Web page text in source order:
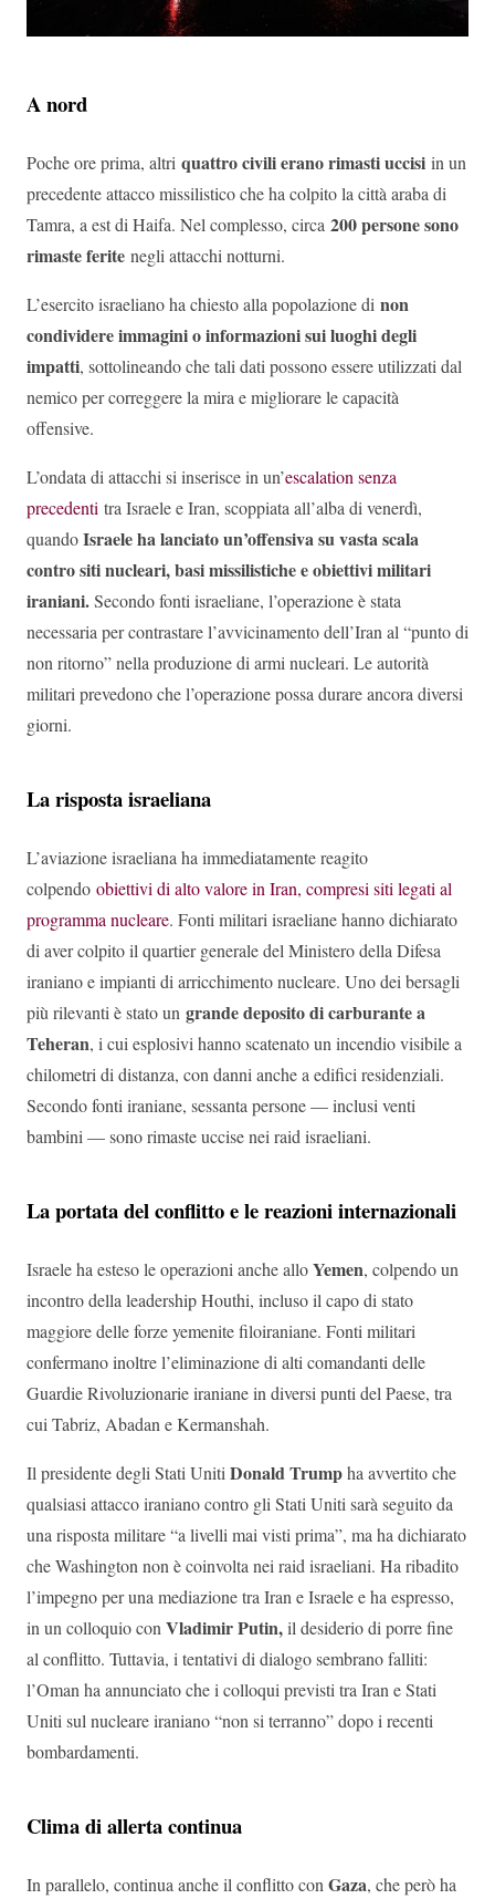
A nord
Poche ore prima, altri quattro civili erano rimasti uccisi in un
precedente attacco missilistico che ha colpito la città araba di
Tamra, a est di Haifa. Nel complesso, circa 200 persone sono
rimaste ferite negli attacchi notturni.
L’esercito israeliano ha chiesto alla popolazione di non
condividere immagini o informazioni sui luoghi degli
impatti, sottolineando che tali dati possono essere utilizzati dal
nemico per correggere la mira e migliorare le capacità
offensive.
L’ondata di attacchi si inserisce in un’escalation senza
precedenti tra Israele e Iran, scoppiata all’alba di venerdì,
quandoIsraele ha lanciato un’offensiva su vasta scala
contro siti nucleari, basi missilistiche e obiettivi militari
iraniani.Secondo fonti israeliane, l’operazione è stata
necessaria per contrastare l’avvicinamento dell’Iran al “punto di
non ritorno” nella produzione di armi nucleari. Le autorità
militari prevedono che l’operazione possa durare ancora diversi
giorni.
La risposta israeliana
L’aviazione israeliana ha immediatamente reagito
colpendo obiettivi di alto valore in Iran, compresi siti legati al
programma nucleare. Fonti militari israeliane hanno dichiarato
di aver colpito il quartier generale del Ministero della Difesa
iraniano e impianti di arricchimento nucleare. Uno dei bersagli
più rilevanti è stato un grande deposito di carburante a
Teheran, i cui esplosivi hanno scatenato un incendio visibile a
chilometri di distanza, con danni anche a edifici residenziali.
Secondo fonti iraniane, sessanta persone — inclusi venti
bambini — sono rimaste uccise nei raid israeliani.
La portata del conflitto e le reazioni internazionali
Israele ha esteso le operazioni anche alloYemen, colpendo un
incontro della leadership Houthi, incluso il capo di stato
maggiore delle forze yemenite filoiraniane. Fonti militari
confermano inoltre l’eliminazione di alti comandanti delle
Guardie Rivoluzionarie iraniane in diversi punti del Paese, tra
cui Tabriz, Abadan e Kermanshah.
Il presidente degli Stati Uniti Donald Trumpha avvertito che
qualsiasi attacco iraniano contro gli Stati Uniti sarà seguito da
una risposta militare “a livelli mai visti prima”, ma ha dichiarato
che Washington non è coinvolta nei raid israeliani. Ha ribadito
l’impegno per una mediazione tra Iran e Israele e ha espresso,
in un colloquio con Vladimir Putin,il desiderio di porre fine
al conflitto. Tuttavia, i tentativi di dialogo sembrano falliti:
l’Oman ha annunciato che i colloqui previsti tra Iran e Stati
Uniti sul nucleare iraniano “non si terranno” dopo i recenti
bombardamenti.
Clima di allerta continua
In parallelo, continua anche il conflitto con Gaza, che però ha